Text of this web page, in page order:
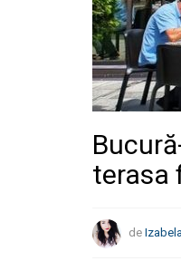
terasa
de